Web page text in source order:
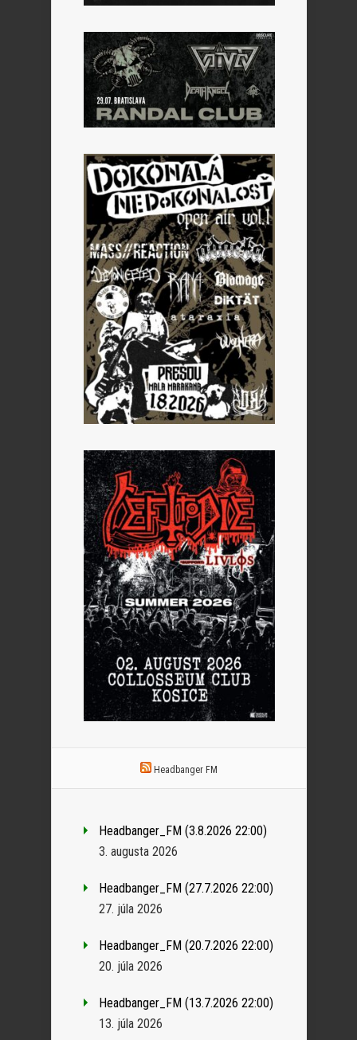
Headbanger FM
Headbanger_FM (3.8.2026 22:00)
3. augusta 2026
Headbanger_FM (27.7.2026 22:00)
27. júla 2026
Headbanger_FM (20.7.2026 22:00)
20. júla 2026
Headbanger_FM (13.7.2026 22:00)
13. júla 2026